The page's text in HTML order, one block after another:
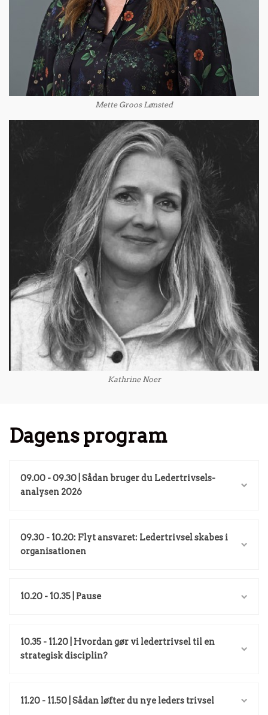
Mette Groos Lønsted
Kathrine Noer
Dagens program
09.00 - 09.30 | Sådan bruger du Ledertrivsels-
analysen 2026
09.30 - 10.20: Flyt ansvaret: Ledertrivsel skabes i
organisationen
10.20 - 10.35 | Pause
10.35 - 11.20 | Hvordan gør vi ledertrivsel til en
strategisk disciplin?
11.20 - 11.50 | Sådan løfter du nye leders trivsel